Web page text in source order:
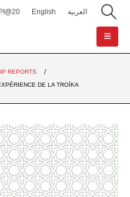
English العربية
REPORTS
DE LA TROÏKA